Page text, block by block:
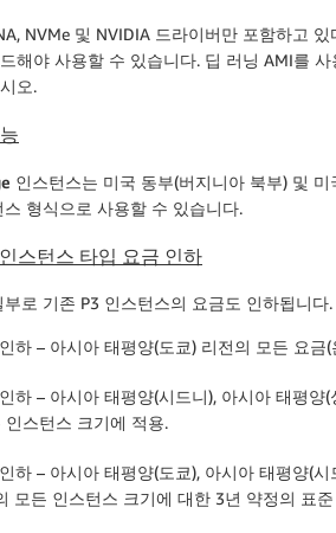
NVMe 및 NVIDIA 드라이버만 포함하고
해야 사용할 수 있습니다. 딥 러닝 AMI를
오.
인스턴스는 미국 동부(버지니아 북부) 및 미
형식으로 사용할 수 있습니다.
스턴스 타입 요금 인하
부로 기존 P3 인스턴스의 요금도 인하됩니
하 – 아시아 태평양(도쿄) 리전의 모든 요금
하 – 아시아 태평양(시드니), 아시아 태평양(
인스턴스 크기에 적용.
하 – 아시아 태평양(도쿄), 아시아 태평양(시
모든 인스턴스 크기에 대한 3년 약정의 표